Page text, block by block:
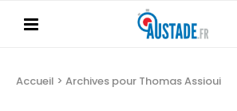
Accueil > Archives pour Thomas Assioui